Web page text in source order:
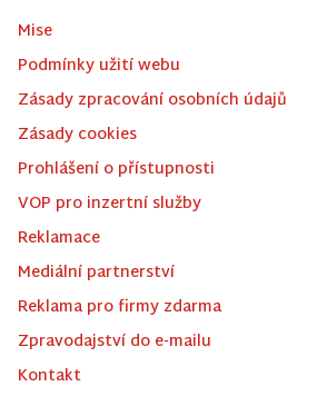
Mise
Podmínky užití webu
Zásady zpracování osobních údajů
Zásady cookies
Prohlášení o přístupnosti
VOP pro inzertní služby
Reklamace
Mediální partnerství
Reklama pro firmy zdarma
Zpravodajství do e-mailu
Kontakt